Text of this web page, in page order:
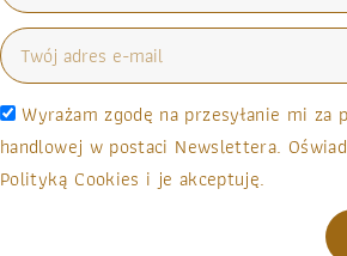
Wyrażam zgodę na przesyłanie mi
handlowej w postaci Newslettera.
Polityką Cookies i je akceptuję.